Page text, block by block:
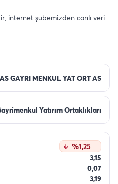
internet şubemizden canlı veri
GAYRI MENKUL YAT ORT AS
Yatırım Ortaklıkları
%1,25
3,15
0,07
3,19